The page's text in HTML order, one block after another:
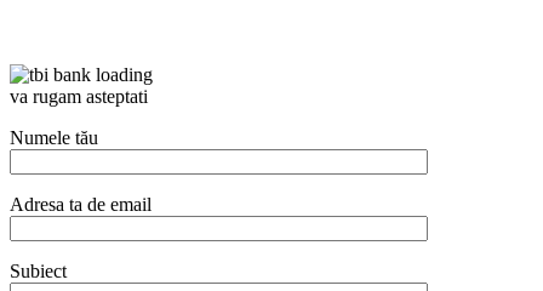
va rugam asteptati
Numele tău
Adresa ta de email
Subiect